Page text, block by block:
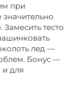
при
тесто
лед —
Бонус —
для